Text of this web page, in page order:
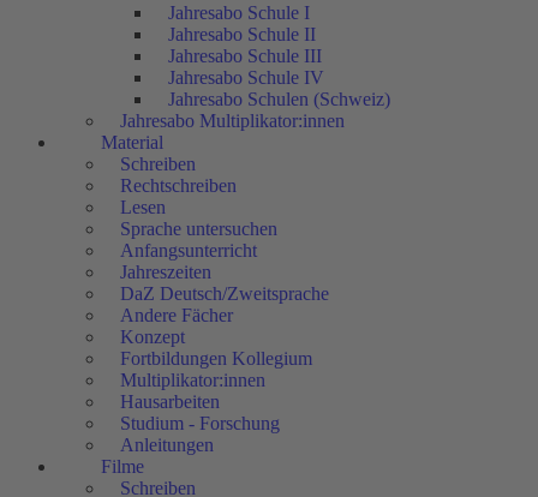
Jahresabo Schule I
Jahresabo Schule II
Jahresabo Schule III
Jahresabo Schule IV
Jahresabo Schulen (Schweiz)
Jahresabo Multiplikator:innen
Material
Schreiben
Rechtschreiben
Lesen
Sprache untersuchen
Anfangsunterricht
Jahreszeiten
DaZ Deutsch/Zweitsprache
Andere Fächer
Konzept
Fortbildungen Kollegium
Multiplikator:innen
Hausarbeiten
Studium - Forschung
Anleitungen
Filme
Schreiben